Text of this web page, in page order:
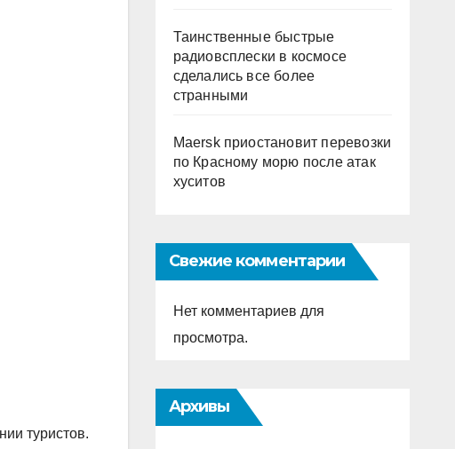
туристов.
Таинственные быстрые
радиовсплески в космосе
сделались все более
странными
Maersk приостановит перевозки
по Красному морю после атак
хуситов
Свежие комментарии
Нет комментариев для
просмотра.
Архивы